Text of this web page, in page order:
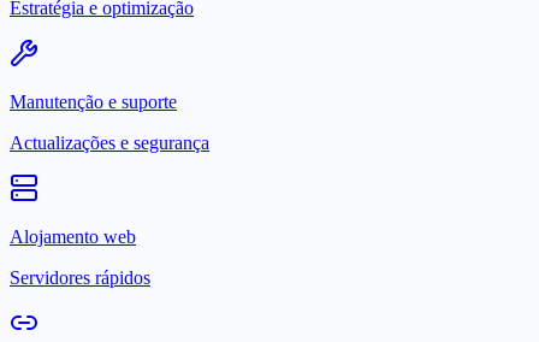
Estratégia e optimização
Manutenção e suporte
Actualizações e segurança
Alojamento web
Servidores rápidos